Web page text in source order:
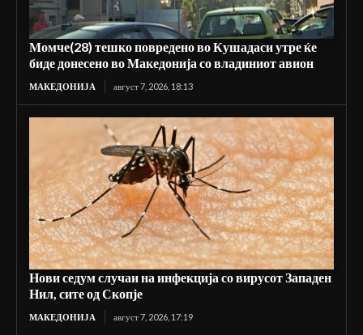
Момче(28) тешко повредено во Кушадаси утре ќе
биде донесено во Македонија со владиниот авион
МАКЕДОНИЈА август 7, 2026, 18:13
Нови седум случаи на инфекција со вирусот Западен
Нил, сите од Скопје
МАКЕДОНИЈА август 7, 2026, 17:19